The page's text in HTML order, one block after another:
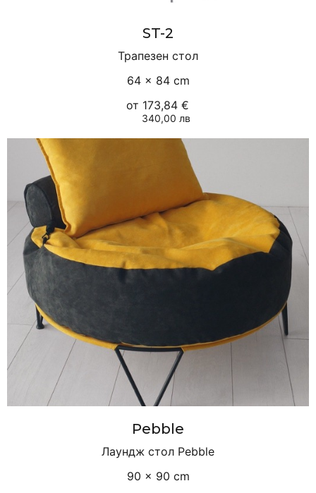
ST-2
Трапезен стол
64 × 84 cm
от 173,84 €
340,00 лв
Pebble
Лаундж стол Pebble
90 × 90 cm